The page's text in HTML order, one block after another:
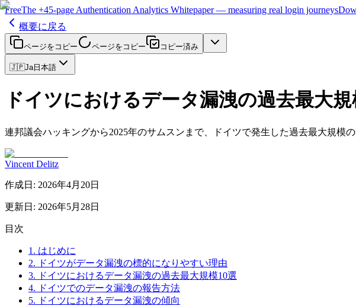
FreeThe +45-page Authentication Analytics Whitepaper — measuring real login journeys
概要に戻る
ページをコピー ページをコピー コピー済み
🇯🇵Ja日本語
ドイツにおけるデータ漏洩の過去最大規
連邦議会ハッキングから2025年のサムスンまで、ドイツで発生した過去最大規模
Vincent Delitz
作成日 : 2026年4月20日
更新日 : 2026年5月28日
目次
1. はじめに
2. ドイツがデータ漏洩の標的になりやすい理由
3. ドイツにおけるデータ漏洩の過去最大規模10選
4. ドイツでのデータ漏洩の報告方法
5. ドイツにおけるデータ漏洩の傾向